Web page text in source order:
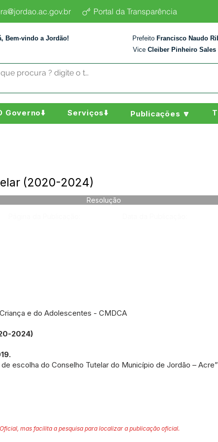
Portal da Transparência
Bem-vindo a Jordão! Prefeito Francisco Naudo
Vice Cleiber Pinheiro Sales
Governo⬇️ Serviços⬇️ Publicações 🔽
(2020-2024)
Resolução
e do Adolescentes - CMDCA
2024)
escolha do Conselho Tutelar do Município de Jordão –
mas facilita a pesquisa para localizar a publicação oficial.